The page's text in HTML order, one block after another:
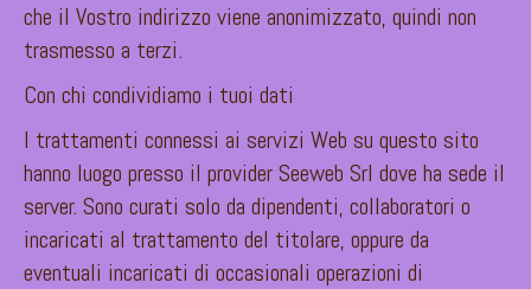
che il Vostro indirizzo viene anonimizzato, quindi non
trasmesso a terzi.
Con chi condividiamo i tuoi dati
I trattamenti connessi ai servizi Web su questo sito
hanno luogo presso il provider Seeweb Srl dove ha sede il
server. Sono curati solo da dipendenti, collaboratori o
incaricati al trattamento del titolare, oppure da
eventuali incaricati di occasionali operazioni di